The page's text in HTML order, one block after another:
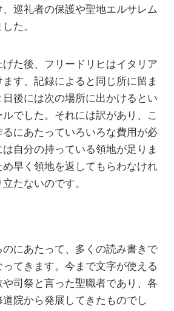
巡礼者の保護や聖地エルサレム
た。
た後、フリードリヒはイタリア
す、記録によると同じ所に留ま
後には次の場所に出かけるとい
でした。それには訳があり、こ
にあたっていろいろな費用が必
自分の持っている領地が足りま
早く領地を返してもらわなけれ
たないのです。
のにあたって、多くの読み書きで
てきます。今まで文字が使える
司祭と言った聖職者であり、各
院から発展してきたものでし